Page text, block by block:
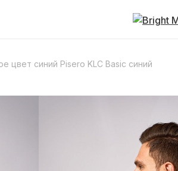
цвет синий Pisero KLC Basic синий